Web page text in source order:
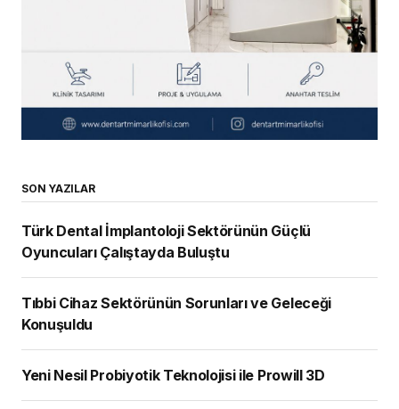
SON YAZILAR
Türk Dental İmplantoloji Sektörünün Güçlü
Oyuncuları Çalıştayda Buluştu
Tıbbi Cihaz Sektörünün Sorunları ve Geleceği
Konuşuldu
Yeni Nesil Probiyotik Teknolojisi ile Prowill 3D